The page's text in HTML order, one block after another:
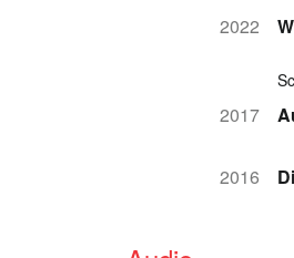
2022
2017
2016